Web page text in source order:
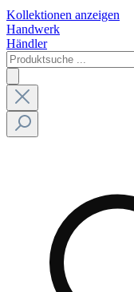
Kollektionen anzeigen
Handwerk
Händler